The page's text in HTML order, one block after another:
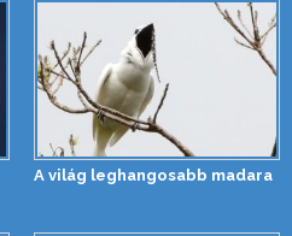
A világ leghangosabb madara